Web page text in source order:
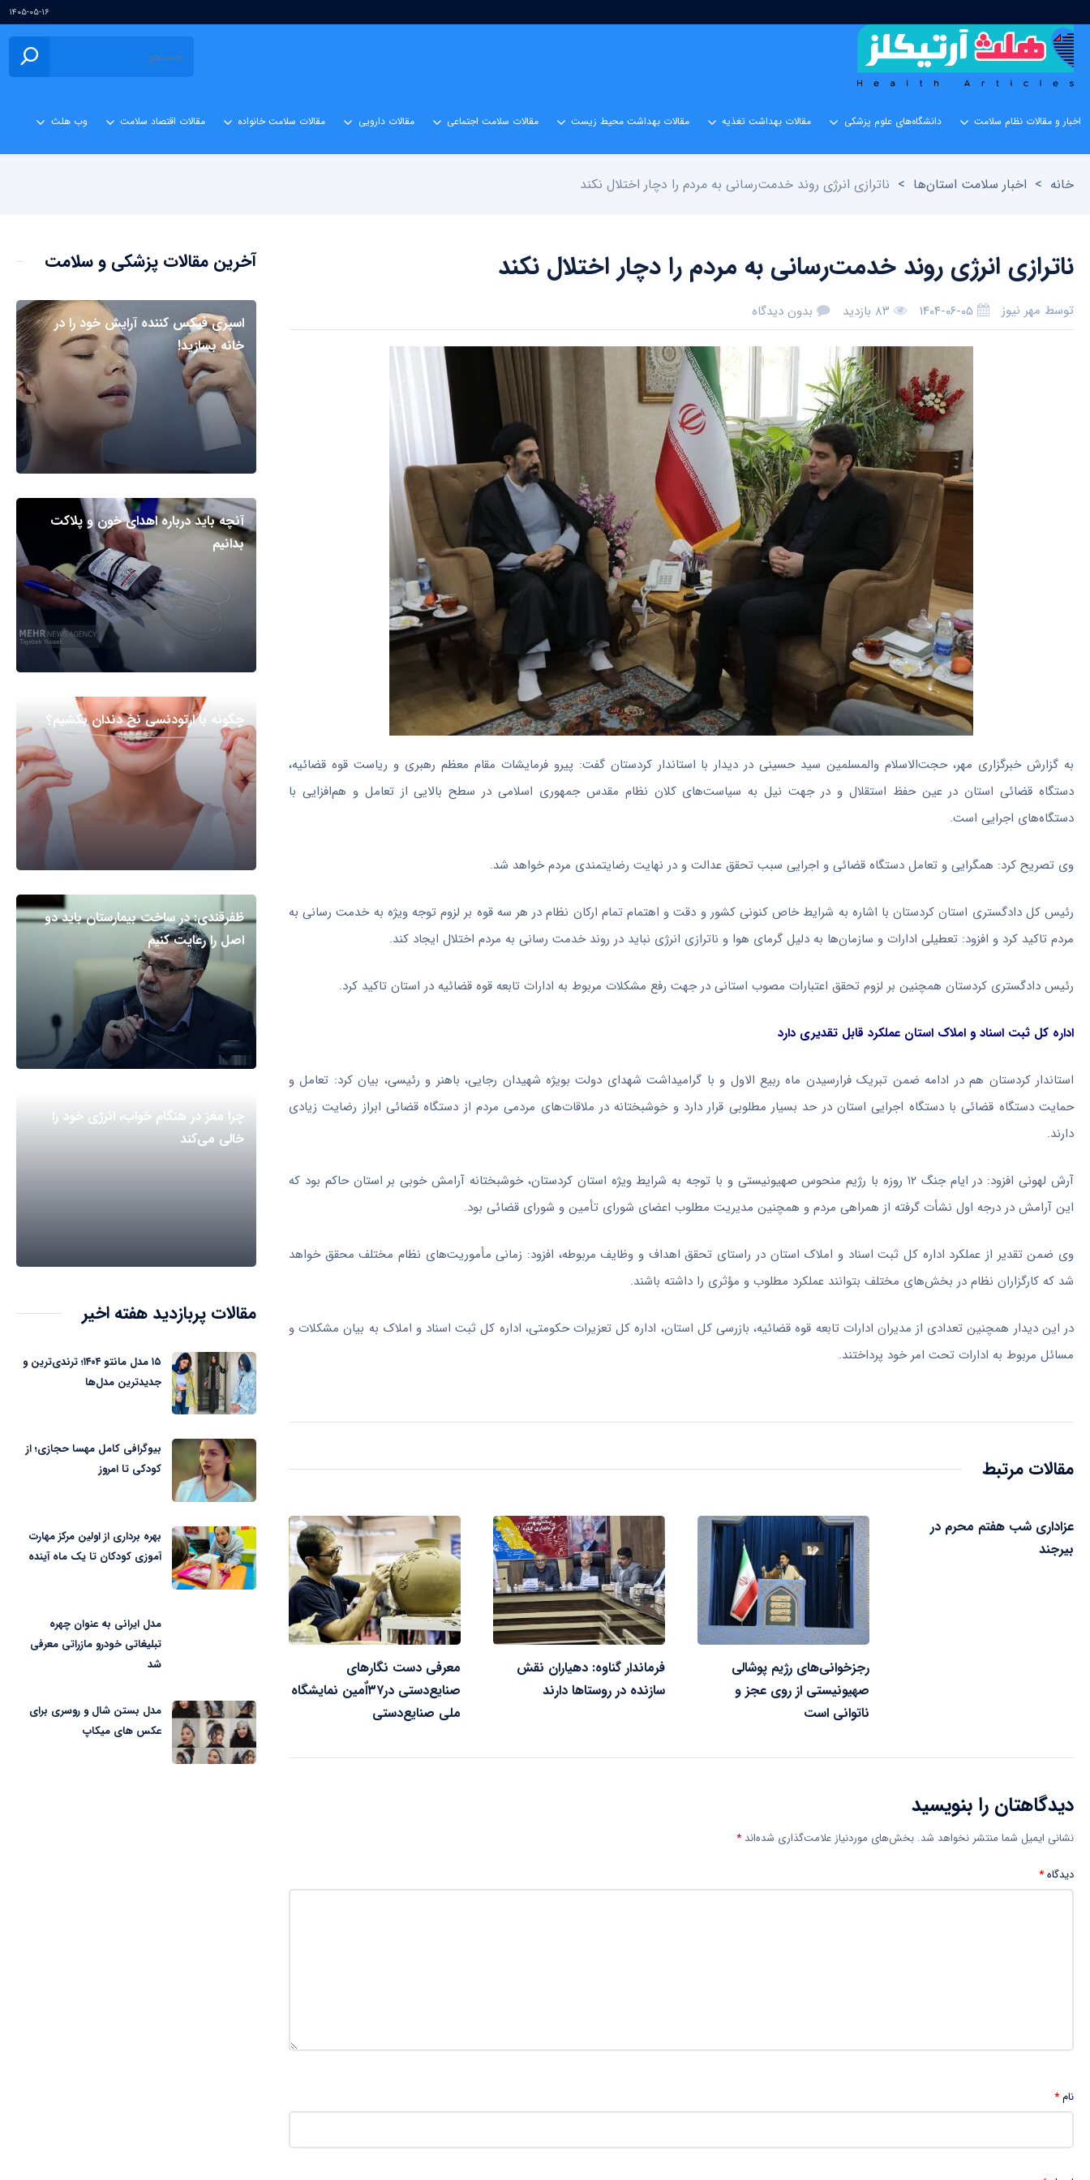
۱۴۰۵-۰۵-۱۶
اخبار و مقالات نظام سلامت دانشگاه‌های علوم پزشکی مقالات بهداشت تغذیه مقالات بهداشت محیط زیست مقالات سلامت اجتماعی مقالات دارویی مقالات سلامت خانواده مقالات اقتصاد سلامت وب هلث
خانه > اخبار سلامت استان‌ها > ناترازی انرژی روند خدمت‌رسانی به مردم را دچار اختلال نکند
ناترازی انرژی روند خدمت‌رسانی به مردم را دچار اختلال نکند
توسط مهر نیوز ۱۴۰۴-۰۶-۰۵ ۸۳ بازدید بدون دیدگاه
به گزارش خبرگزاری مهر، حجت‌الاسلام والمسلمین سید حسینی در دیدار با استاندار کردستان گفت: پیرو فرمایشات مقام معظم رهبری و ریاست قوه قضائیه،
دستگاه قضائی استان در عین حفظ استقلال و در جهت نیل به سیاست‌های کلان نظام مقدس جمهوری اسلامی در سطح بالایی از تعامل و هم‌افزایی با
دستگاه‌های اجرایی است.
وی تصریح کرد: همگرایی و تعامل دستگاه قضائی و اجرایی سبب تحقق عدالت و در نهایت رضایتمندی مردم خواهد شد.
رئیس کل دادگستری استان کردستان با اشاره به شرایط خاص کنونی کشور و دقت و اهتمام تمام ارکان نظام در هر سه قوه بر لزوم توجه ویژه به خدمت رسانی به
مردم تاکید کرد و افزود: تعطیلی ادارات و سازمان‌ها به دلیل گرمای هوا و ناترازی انرژی نباید در روند خدمت رسانی به مردم اختلال ایجاد کند.
رئیس دادگستری کردستان همچنین بر لزوم تحقق اعتبارات مصوب استانی در جهت رفع مشکلات مربوط به ادارات تابعه قوه قضائیه در استان تاکید کرد.
اداره کل ثبت اسناد و املاک استان عملکرد قابل تقدیری دارد
استاندار کردستان هم در ادامه ضمن تبریک فرارسیدن ماه ربیع الاول و با گرامیداشت شهدای دولت بویژه شهیدان رجایی، باهنر و رئیسی، بیان کرد: تعامل و
حمایت دستگاه قضائی با دستگاه اجرایی استان در حد بسیار مطلوبی قرار دارد و خوشبختانه در ملاقات‌های مردمی مردم از دستگاه قضائی ابراز رضایت زیادی
دارند.
آرش لهونی
افزود: در ایام جنگ ۱۲ روزه با رژیم منحوس صهیونیستی و با توجه به شرایط ویژه استان کردستان، خوشبختانه آرامش خوبی بر استان حاکم بود که
این آرامش در درجه اول نشأت گرفته از همراهی مردم و همچنین مدیریت مطلوب اعضای شورای تأمین و شورای قضائی بود.
وی ضمن تقدیر از عملکرد اداره کل ثبت اسناد و املاک استان در راستای تحقق اهداف و وظایف مربوطه، افزود: زمانی مأموریت‌های نظام مختلف محقق خواهد
شد که کارگزاران نظام در بخش‌های مختلف بتوانند عملکرد مطلوب و مؤثری را داشته باشند.
در این دیدار همچنین تعدادی از مدیران ادارات تابعه قوه قضائیه، بازرسی کل استان، اداره کل تعزیرات حکومتی، اداره کل ثبت اسناد و املاک به بیان مشکلات و
مسائل مربوط به ادارات تحت امر خود پرداختند.
مقالات مرتبط
عزاداری شب هفتم محرم در
بیرجند
رجزخوانی‌های رژیم پوشالی
صهیونیستی از روی عجز و
ناتوانی است
فرماندار گناوه: دهیاران نقش
سازنده در روستاها دارند
معرفی دست نگارهای
صنایع‌دستی در۳۷اٌمین نمایشگاه
ملی صنایع‌دستی
دیدگاهتان را بنویسید
نشانی ایمیل شما منتشر نخواهد شد. بخش‌های موردنیاز علامت‌گذاری شده‌اند *
دیدگاه*
نام*
آخرین مقالات پزشکی و سلامت
اسپری فیکس کننده آرایش خود را در
خانه بسازید!
آنچه باید درباره اهدای خون و پلاکت
بدانیم
چگونه با ارتودنسی نخ دندان بکشیم؟
ظفرقندی: در ساخت بیمارستان باید دو
اصل را رعایت کنیم
چرا مغز در هنگام خواب، انرژی خود را
خالی می‌کند
مقالات پربازدید هفته اخیر
۱۵ مدل مانتو ۱۴۰۴؛ ترندی‌ترین و
جدیدترین مدل‌ها
بیوگرافی کامل مهسا حجازی؛ از
کودکی تا امروز
بهره برداری از اولین مرکز مهارت
آموزی کودکان تا یک ماه آینده
مدل ایرانی به عنوان چهره
تبلیغاتی خودرو مازراتی معرفی
شد
مدل بستن شال و روسری برای
عکس های میکاپ